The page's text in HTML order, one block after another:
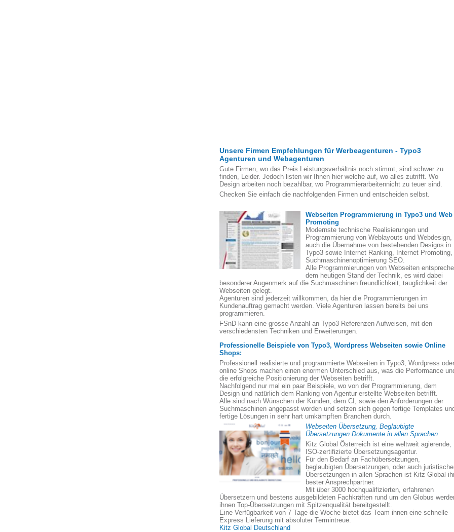
Unsere Firmen Empfehlungen für Werbeagenturen - Typo3
Agenturen und Webagenturen
Gute Firmen, wo das Preis Leistungsverhältnis noch stimmt, sind schwer zu
finden, Leider. Jedoch listen wir Ihnen hier welche auf, wo alles zutrifft. Wo
Design arbeiten noch bezahlbar, wo Programmierarbeitennicht zu teuer sind.
Checken Sie einfach die nachfolgenden Firmen und entscheiden selbst.
Webseiten Programmierung in Typo3 und Web
Promoting
Modernste technische Realisierungen und
Programmierung von Weblayouts und Webdesign,
auch die Übernahme von bestehenden Designs in
Typo3 sowie Internet Ranking, Internet Promoting,
Suchmaschinenoptimierung SEO.
Alle Programmierungen von Webseiten
dem heutigen Stand der Technik, es wird dabei
besonderer Augenmerk auf die Suchmaschinen freundlichkeit, tauglichkeit der
Webseiten gelegt.
Agenturen sind jederzeit willkommen, da hier die Programmierungen im
Kundenauftrag gemacht werden. Viele Agenturen lassen bereits bei uns
programmieren.
FSnD kann eine grosse Anzahl an Typo3 Referenzen Aufweisen, mit den
verschiedensten Techniken und Erweiterungen.
Professionelle Beispiele von Typo3, Wordpress Webseiten sowie Online
Shops:
Professionell realisierte und programmierte Webseiten in Typo3, Wordpress oder
online Shops machen einen enormen Unterschied aus, was die Performance
die erfolgreiche Positionierung der Webseiten betrifft.
Nachfolgend nur mal ein paar Beispiele, wo von der Programmierung, dem
Design und natürlich dem Ranking von Agentur erstellte Webseiten betrifft.
Alle sind nach Wünschen der Kunden, dem CI, sowie den Anforderungen der
Suchmaschinen angepasst worden und setzen sich gegen fertige Templates
fertige Lösungen in sehr hart umkämpften Branchen durch.
Webseiten Übersetzung, Beglaubigte
Übersetzungen Dokumente in allen Sprachen
Kitz Global Österreich ist eine weltweit agierende,
ISO-zertifizierte Übersetzungsagentur.
Für den Bedarf an Fachübersetzungen,
beglaubigten Übersetzungen, oder auch
Übersetzungen in allen Sprachen ist Kitz Global
bester Ansprechpartner.
Mit über 3000 hochqualifizierten, erfahrenen
Übersetzern und bestens ausgebildeten Fachkräften rund um den Globus
ihnen Top-Übersetzungen mit Spitzenqualität bereitgestellt.
Eine Verfügbarkeit von 7 Tage die Woche bietet das Team ihnen eine schnelle
Express Lieferung mit absoluter Termintreue.
Kitz Global Deutschland